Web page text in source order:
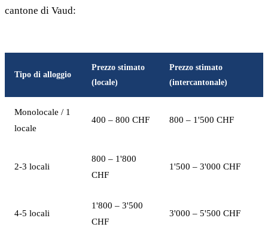
cantone di Vaud:
Tipo di alloggio
Prezzo stimato
(locale)
Prezzo stimato
(intercantonale)
Monolocale / 1
locale
400 – 800 CHF 800 – 1'500 CHF
2-3 locali
800 – 1'800
CHF
1'500 – 3'000 CHF
4-5 locali
1'800 – 3'500
CHF
3'000 – 5'500 CHF